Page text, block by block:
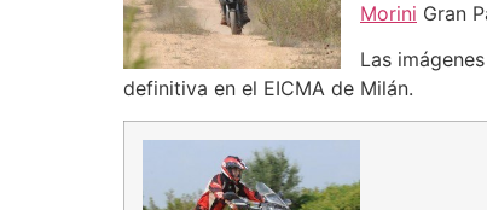
Morini Gran
Las
definitiva en el EICMA de Milán.